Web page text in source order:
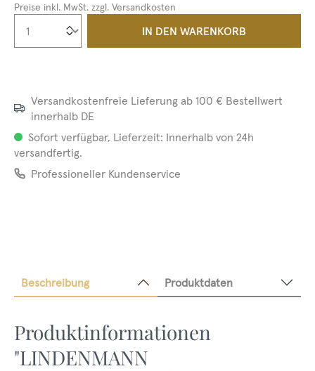
Preise inkl. MwSt. zzgl. Versandkosten
Produkt Anzahl: Gib den
IN DEN WARENKORB
Versandkostenfreie Lieferung ab 100 € Bestellwert
innerhalb DE
Sofort verfügbar, Lieferzeit: Innerhalb von 24h
versandfertig.
Professioneller Kundenservice
Beschreibung Produktdaten
Produktinformationen
"LINDENMANN